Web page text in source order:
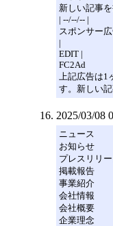
新しい記事
| --/--/-- |
スポンサー
|
EDIT |
FC2Ad
上記広告は
す。新しい
2025/03/08
ニュース
お知らせ
プレスリリー
掲載報告
事業紹介
会社情報
会社概要
企業理念